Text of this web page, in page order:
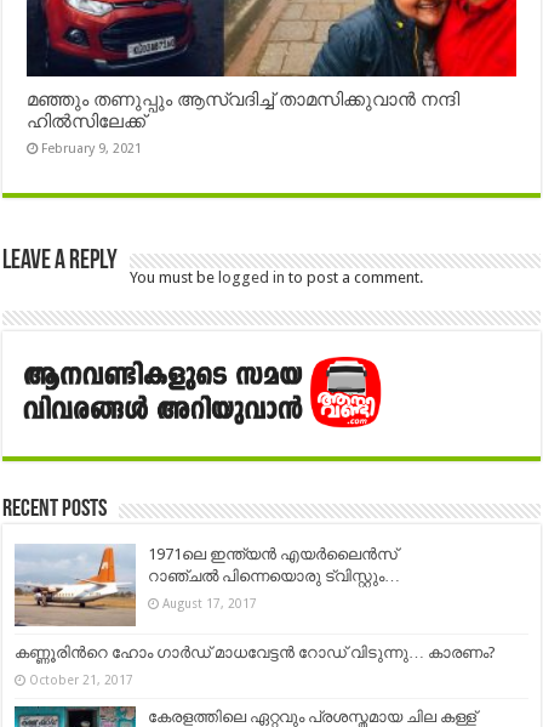
മഞ്ഞും തണുപ്പും ആസ്വദിച്ച് താമസിക്കുവാൻ നന്ദി
ഹിൽസിലേക്ക്
February 9, 2021
Leave a Reply
You must be logged in to post a comment.
Recent Posts
1971ലെ ഇന്ത്യന്‍ എയര്‍ലൈന്‍സ്‌
റാഞ്ചല്‍ പിന്നെയൊരു ട്വിസ്റ്റും…
August 17, 2017
കണ്ണൂരിന്‍റെ ഹോം ഗാര്‍ഡ് മാധവേട്ടൻ റോഡ് വിടുന്നു… കാരണം?
October 21, 2017
കേര‌ളത്തിലെ ഏറ്റവും പ്രശസ്തമായ ചില കള്ള്